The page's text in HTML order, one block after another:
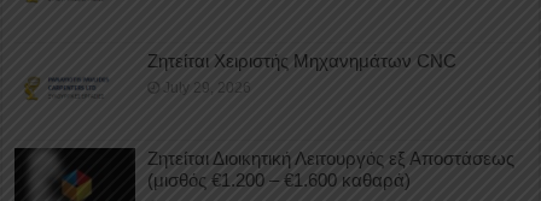
Ζητείται Χειριστής Μηχανημάτων CNC
July 29, 2026
Ζητείται Διοικητική Λειτουργός εξ Αποστάσεως
(μισθός €1.200 – €1.600 καθαρά)